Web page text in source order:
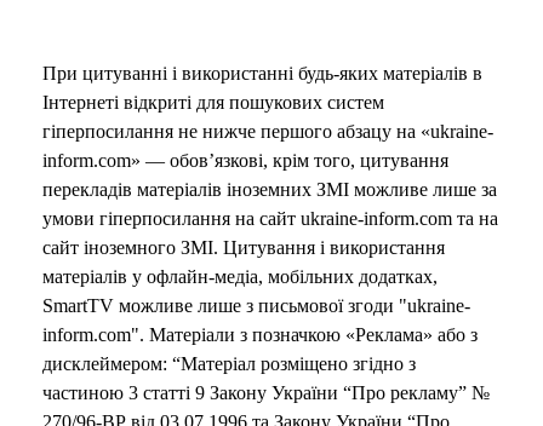
При цитуванні і використанні будь-яких матеріалів в
Інтернеті відкриті для пошукових систем
гіперпосилання не нижче першого абзацу на «ukraine-
inform.com» — обов’язкові, крім того, цитування
перекладів матеріалів іноземних ЗМІ можливе лише за
умови гіперпосилання на сайт ukraine-inform.com та на
сайт іноземного ЗМІ. Цитування і використання
матеріалів у офлайн-медіа, мобільних додатках,
SmartTV можливе лише з письмової згоди "ukraine-
inform.com". Матеріали з позначкою «Реклама» або з
дисклеймером: “Матеріал розміщено згідно з
частиною 3 статті 9 Закону України “Про рекламу” №
270/96-ВР від 03.07.1996 та Закону України “Про